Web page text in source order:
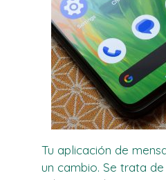
Tu aplicación de
un cambio. Se trata